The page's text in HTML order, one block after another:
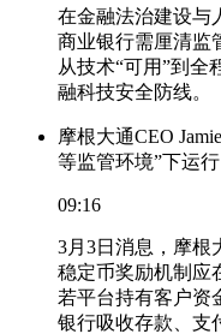
在金融法治建设与
商业银行需厘清监
从技术“可用”到全
融科技安全防线。
摩根大通CEO
等监管环境”下运行
09:16
3月3日消息，摩根
稳定币奖励机制应
若平台持有客户资
银行吸收存款、支